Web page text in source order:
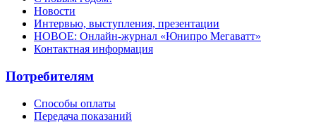
Новости
Интервью, выступления, презентации
НОВОЕ: Онлайн-журнал «Юнипро Мегаватт»
Контактная информация
Потребителям
Способы оплаты
Передача показаний